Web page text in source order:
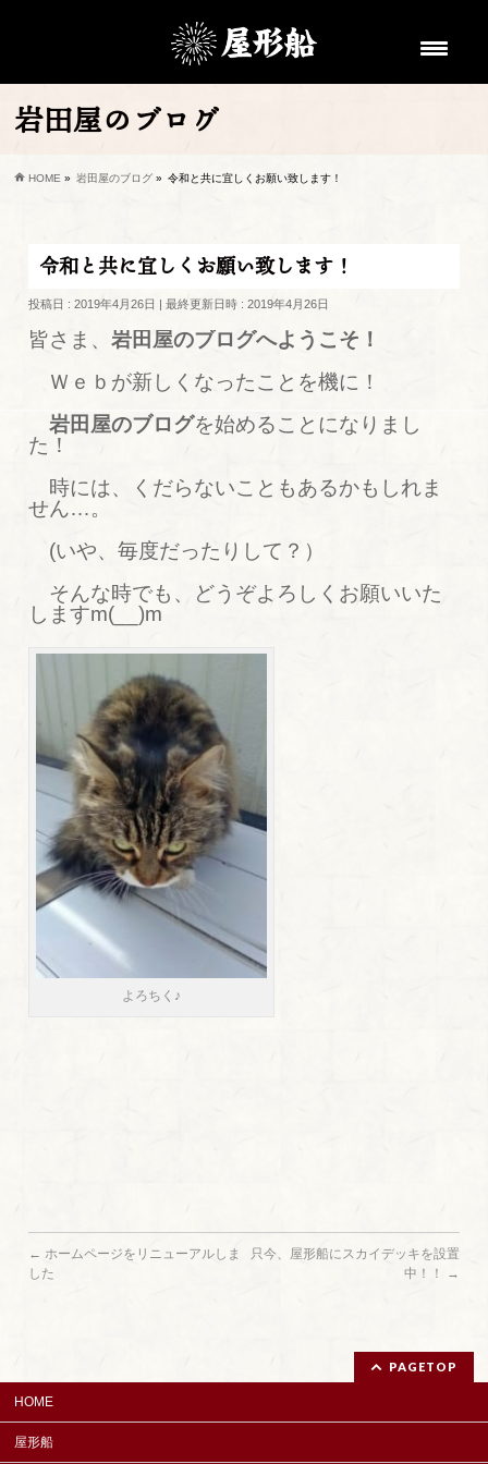
岩田屋のブログ
HOME » 岩田屋のブログ » 令和と共に宜しくお願い致します！
令和と共に宜しくお願い致します！
投稿日 : 2019年4月26日 最終更新日時 : 2019年4月26日
皆さま、岩田屋のブログへようこそ！
Ｗｅｂが新しくなったことを機に！
岩田屋のブログを始めることになりまし
た！
時には、くだらないこともあるかもしれま
せん…。
(いや、毎度だったりして？）
そんな時でも、どうぞよろしくお願いいた
しますm(__)m
よろちく♪
← ホームページをリニューアルしま
した
只今、屋形船にスカイデッキを設置
中！！
→
PAGETOP
HOME
屋形船